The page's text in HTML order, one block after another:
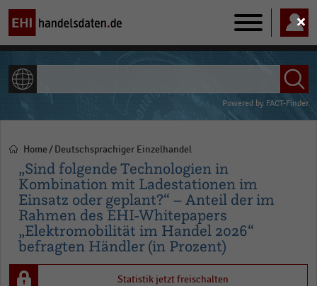
Main
navigation
Powered by FACT-Finder
Pfadnavigation
Home Deutschsprachiger Einzelhandel
„Sind folgende Technologien in
Kombination mit Ladestationen im
Einsatz oder geplant?“ – Anteil der im
Rahmen des EHI-Whitepapers
„Elektromobilität im Handel 2026“
befragten Händler (in Prozent)
Statistik jetzt freischalten